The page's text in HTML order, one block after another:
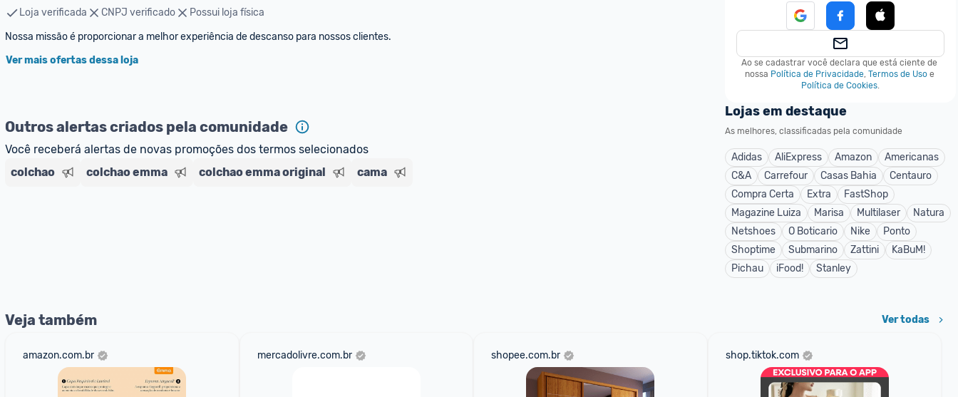
Loja verificada CNPJ verificado
Possui loja física
Ver mais ofertas dessa loja
Outros alertas criados pela comunidade
Você receberá alertas de novas promoções dos termos selecionados
colchao
colchao emma colchao emma original cama
Ao se cadastrar você declara que está ciente de
nossa Política de Privacidade, Termos de Uso e
Política de Cookies.
Lojas em destaque
As melhores, classificadas pela comunidade
Adidas AliExpress Amazon
Americanas
C&A
Carrefour Casas Bahia
Centauro
Compra Certa
Extra
FastShop
Magazine Luiza
Marisa Multilaser
Natura
Netshoes
O Boticario Nike
Ponto
Shoptime
Submarino Zattini
KaBuM!
Pichau
iFood! Stanley
Veja também Ver todas
amazon.com.br mercadolivre.com.br shopee.com.br shop.tiktok.com